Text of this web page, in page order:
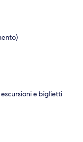
e biglietti